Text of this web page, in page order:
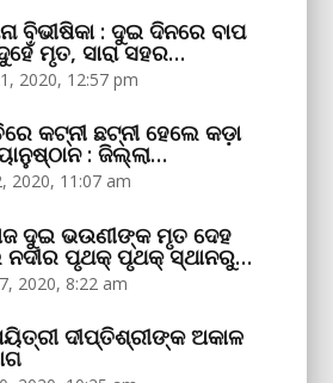
ବିଭୀଷିକା : ଦୁଇ ଦିନରେ ବାପ
ମୃତ, ସାରା ସହର…
2020, 12:57 pm
କଟ୍‌ନୀ ଛଟ୍‌ନୀ ହେଲେ କଡ଼ା
: ଜିଲ୍ଲା…
2020, 11:07 am
ଦୁଇ ଭଉଣୀଙ୍କ ମୃତ ଦେହ
ନଦୀର ପୃଥକ୍‌ ପୃଥକ୍‌ ସ୍ଥାନରୁ…
2020, 8:22 am
ଦୀପ୍ତିଶ୍ରୀଙ୍କ ଅକାଳ